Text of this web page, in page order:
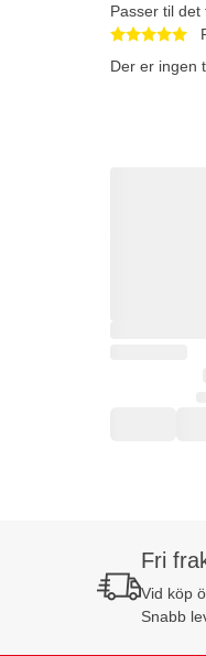
Passer til
Der er ingen
Fri
Vid köp
Snabb